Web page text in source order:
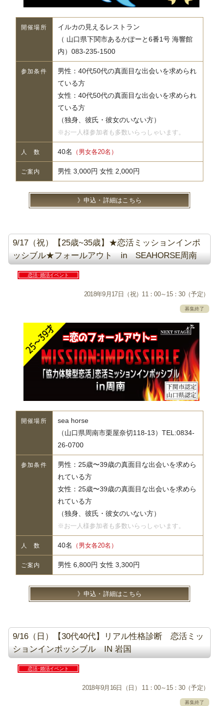
開催場所
イルカの見えるレストラン
（ 山口県下関市あるかぽーと6番1号 海響館
内）083-235-1500
参加条件
男性：40代50代の真面目な出会いを求められ
ている方
女性：40代50代の真面目な出会いを求められ
ている方
（独身、彼氏・彼女のいない方）
※お一人様参加者も多数いらっしゃいます。
人 数 40名 （男女各20名）
ご案内 男性 3,000円 女性 2,000円
申込・詳細はこちら
9/17（祝）【25歳~35歳】★恋活ミッションインポ
ッシブル★フォールアウト in SEAHORSE周南
恋活･婚活イベント
2018年9月17日（祝）11：00～15：30（予定）
募集終了
開催場所
sea horse
（山口県周南市栗屋奈切118-13）TEL:0834-
26-0700
参加条件
男性：25歳〜39歳の真面目な出会いを求めら
れている方
女性：25歳〜39歳の真面目な出会いを求めら
れている方
（独身、彼氏・彼女のいない方）
※お一人様参加者も多数いらっしゃいます。
人 数 40名 （男女各20名）
ご案内 男性 6,800円 女性 3,300円
申込・詳細はこちら
9/16（日）【30代40代】リアル性格診断 恋活ミッ
ションインポッシブル IN 岩国
恋活･婚活イベント
2018年9月16日（日） 11：00～15：30（予定）
募集終了